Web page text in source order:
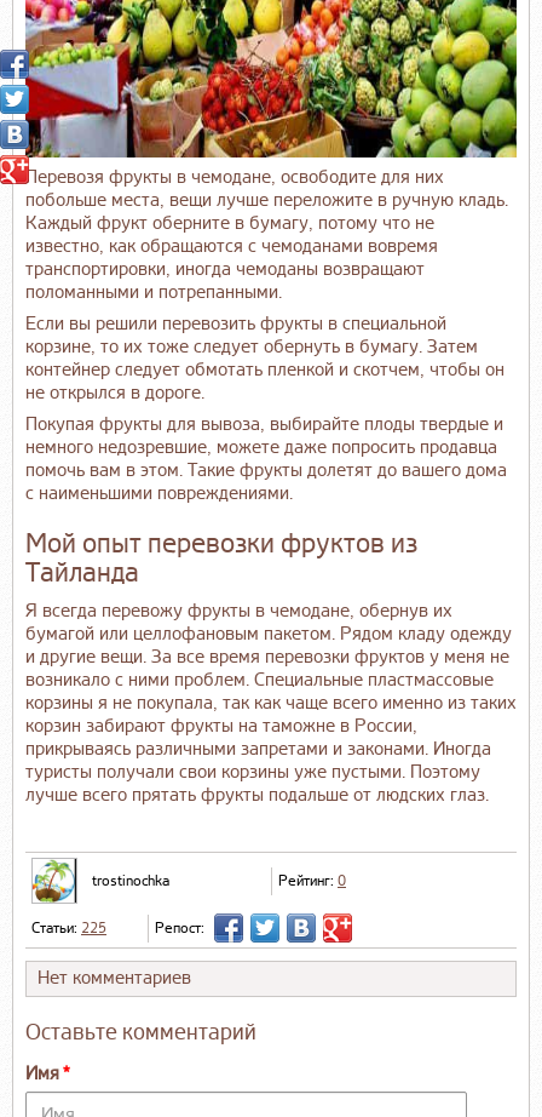
Перевозя фрукты в чемодане, освободите для них
побольше места, вещи лучше переложите в ручную кладь.
Каждый фрукт оберните в бумагу, потому что не
известно, как обращаются с чемоданами вовремя
транспортировки, иногда чемоданы возвращают
поломанными и потрепанными.
Если вы решили перевозить фрукты в специальной
корзине, то их тоже следует обернуть в бумагу. Затем
контейнер следует обмотать пленкой и скотчем, чтобы он
не открылся в дороге.
Покупая фрукты для вывоза, выбирайте плоды твердые и
немного недозревшие, можете даже попросить продавца
помочь вам в этом. Такие фрукты долетят до вашего дома
с наименьшими повреждениями.
Мой опыт перевозки фруктов из
Тайланда
Я всегда перевожу фрукты в чемодане, обернув их
бумагой или целлофановым пакетом. Рядом кладу одежду
и другие вещи. За все время перевозки фруктов у меня не
возникало с ними проблем. Специальные пластмассовые
корзины я не покупала, так как чаще всего именно из таких
корзин забирают фрукты на таможне в России,
прикрываясь различными запретами и законами. Иногда
туристы получали свои корзины уже пустыми. Поэтому
лучше всего прятать фрукты подальше от людских глаз.
trostinochka Рейтинг: 0
Статьи: 225 Репост:
Нет комментариев
Оставьте комментарий
Имя